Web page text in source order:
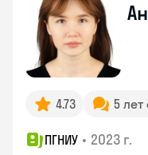
4.73 5
ПГНИУ • 2023 г.